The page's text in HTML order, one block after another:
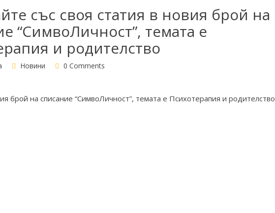
със своя статия в новия брой на
“СимвоЛичност”, темата е
и родителство
Новини 0 Comments
брой на списание “СимвоЛичност”, темата е Психотерапия и родителство